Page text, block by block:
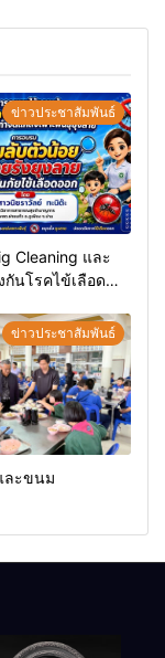
ข่าวประชาสัมพันธ์
Cleaning และ
นโรคไข้เลือด
ข่าวประชาสัมพันธ์
ละขนม